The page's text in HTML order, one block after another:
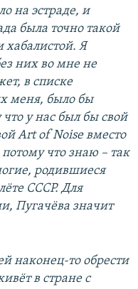
на эстраде, и
была точно такой
Я
них во мне не
в списке
меня, было бы
у нас был бы свой
Art of Noise вместо
что знаю – так
родившиеся
СССР. Для
Пугачёва значит
наконец-то обрести
в стране с